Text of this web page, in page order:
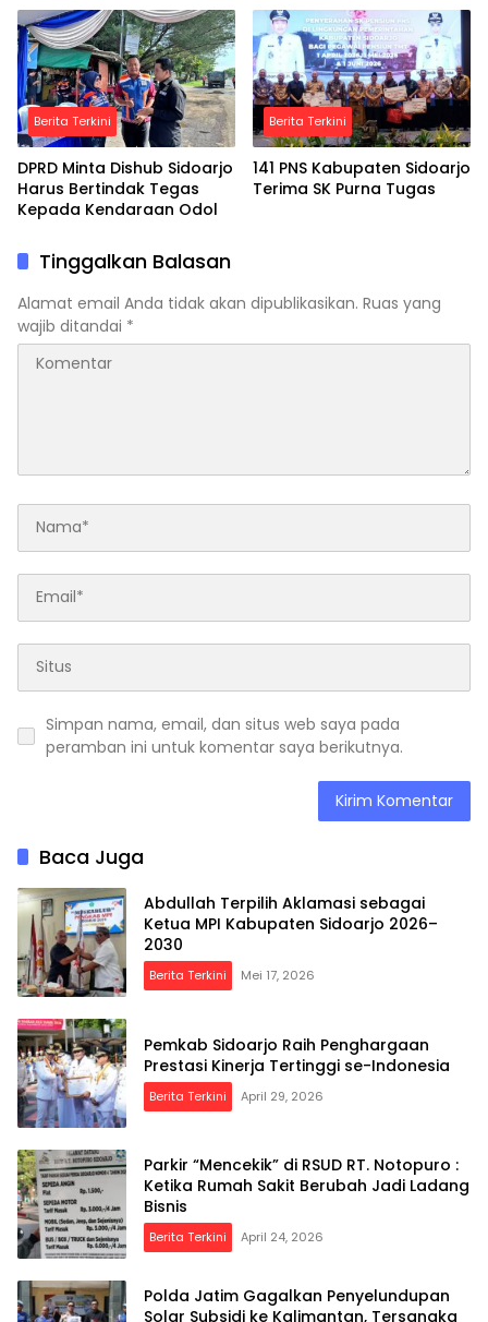
Diamankan
Berita Terkini
DPRD Minta Dishub Sidoarjo
Harus Bertindak Tegas
Kepada Kendaraan Odol
Berita Terkini
141 PNS Kabupaten Sidoarjo
Terima SK Purna Tugas
Tinggalkan Balasan
Alamat email Anda tidak akan dipublikasikan. Ruas yang
wajib ditandai *
Simpan nama, email, dan situs web saya pada
peramban ini untuk komentar saya berikutnya.
Baca Juga
Abdullah Terpilih Aklamasi sebagai
Ketua MPI Kabupaten Sidoarjo 2026–
2030
Berita Terkini Mei 17, 2026
Pemkab Sidoarjo Raih Penghargaan
Prestasi Kinerja Tertinggi se-Indonesia
Berita Terkini April 29, 2026
Parkir “Mencekik” di RSUD RT. Notopuro :
Ketika Rumah Sakit Berubah Jadi Ladang
Bisnis
Berita Terkini April 24, 2026
Polda Jatim Gagalkan Penyelundupan
Solar Subsidi ke Kalimantan, Tersangka